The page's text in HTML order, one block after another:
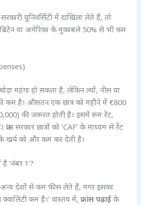
यूनिवर्सिटी में दाखिला लेते हैं, तो
या अमेरिका के मुकाबले 50% से भी कम
महंगा हो सकता है, लेकिन ल्यों, नीस या
कम है। औसतन एक छात्र को महीने में €800
की जरूरत होती है। इसमें रूम रेंट,
फ्रांस सरकार छात्रों को ‘CAF’ के माध्यम से रेंट
खर्च को और कम कर देती है।
‘नंबर 1’?
अन्य देशों से कम फीस लेते हैं, मगर इसका
कम है।’ वास्तव में,फ्रांस पढ़ाई के